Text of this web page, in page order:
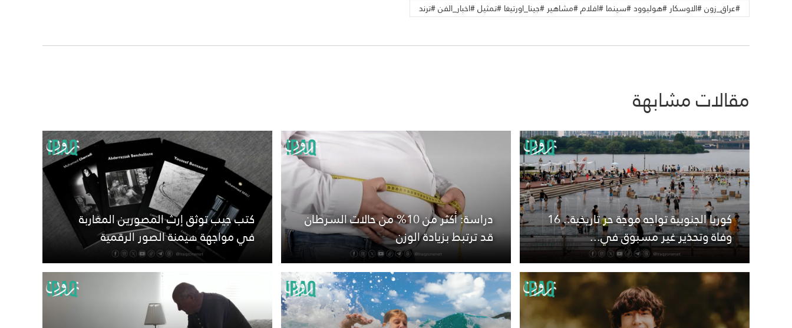
#عراق_زون #الاوسكار #هوليوود #سينما #افلام #مشاهير #جينا_اورتيغا #تمثيل #اخبار_الفن #ترند
مقالات مشابهة
كوريا الجنوبية تواجه موجة حر تاريخية.. 16
وفاة وتحذير غير مسبوق في...
دراسة: أكثر من 10% من حالات السرطان
قد ترتبط بزيادة الوزن
كتب جيب توثق إرث المصورين المغاربة
في مواجهة هيمنة الصور الرقمية